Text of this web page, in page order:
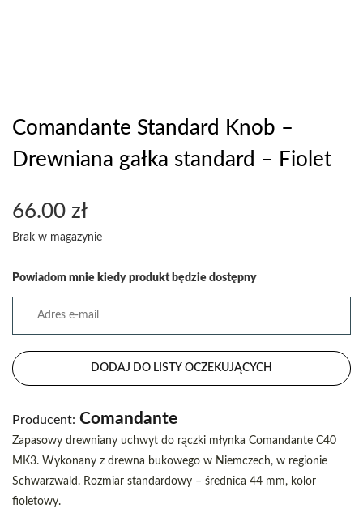
Comandante Standard Knob –
Drewniana gałka standard – Fiolet
66.00 zł
Brak w magazynie
Powiadom mnie kiedy produkt będzie dostępny
DODAJ DO LISTY OCZEKUJĄCYCH
Producent: Comandante
Zapasowy drewniany uchwyt do rączki młynka Comandante C40
MK3. Wykonany z drewna bukowego w Niemczech, w regionie
Schwarzwald. Rozmiar standardowy – średnica 44 mm, kolor
fioletowy.